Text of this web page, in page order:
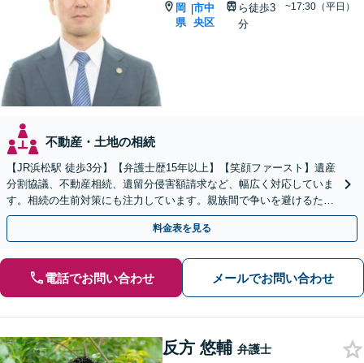
岡
県
|市中
央区
ら徒歩3
分
~17:30（平日）
不動産・土地の相続
【JR浜松駅 徒歩3分】【弁護士歴15年以上】【笑顔ファースト】遺産
分割協議、不動産相続、遺留分侵害額請求など、幅広く対応していま
す。相続の生前対策にも注力しています。親族間で争いを避けるため
にも、お早めにご相談ください。【初回面談無料】
料金表を見る
電話でお問い合わせ メールでお問い合わせ
反方 悠輔 弁護士